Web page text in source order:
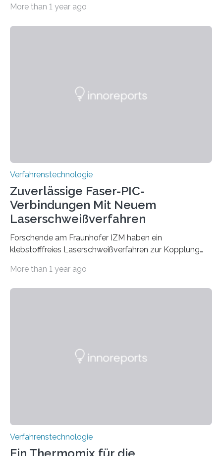
Flugverkehr. Forschende am Paul Scherrer Institut PSI
brennen, der Grundstoff für baufertigen Zement. Wenig
More than 1 year ago
Verfahrenstechnologie
Zuverlässige Faser-PIC-
Verbindungen Mit Neuem
Laserschweißverfahren
Forschende am Fraunhofer IZM haben ein
klebstofffreies Laserschweißverfahren zur Kopplung
optischen Glasfasern realisiert, welches auch in
Tieftemperaturumgebung ist unerlässlich zur
More than 1 year ago
Verfahrenstechnologie